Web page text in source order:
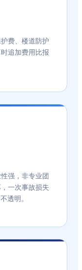
费、楼道防护
追加费用比报
强，非专业团
一次事故损失
透明。